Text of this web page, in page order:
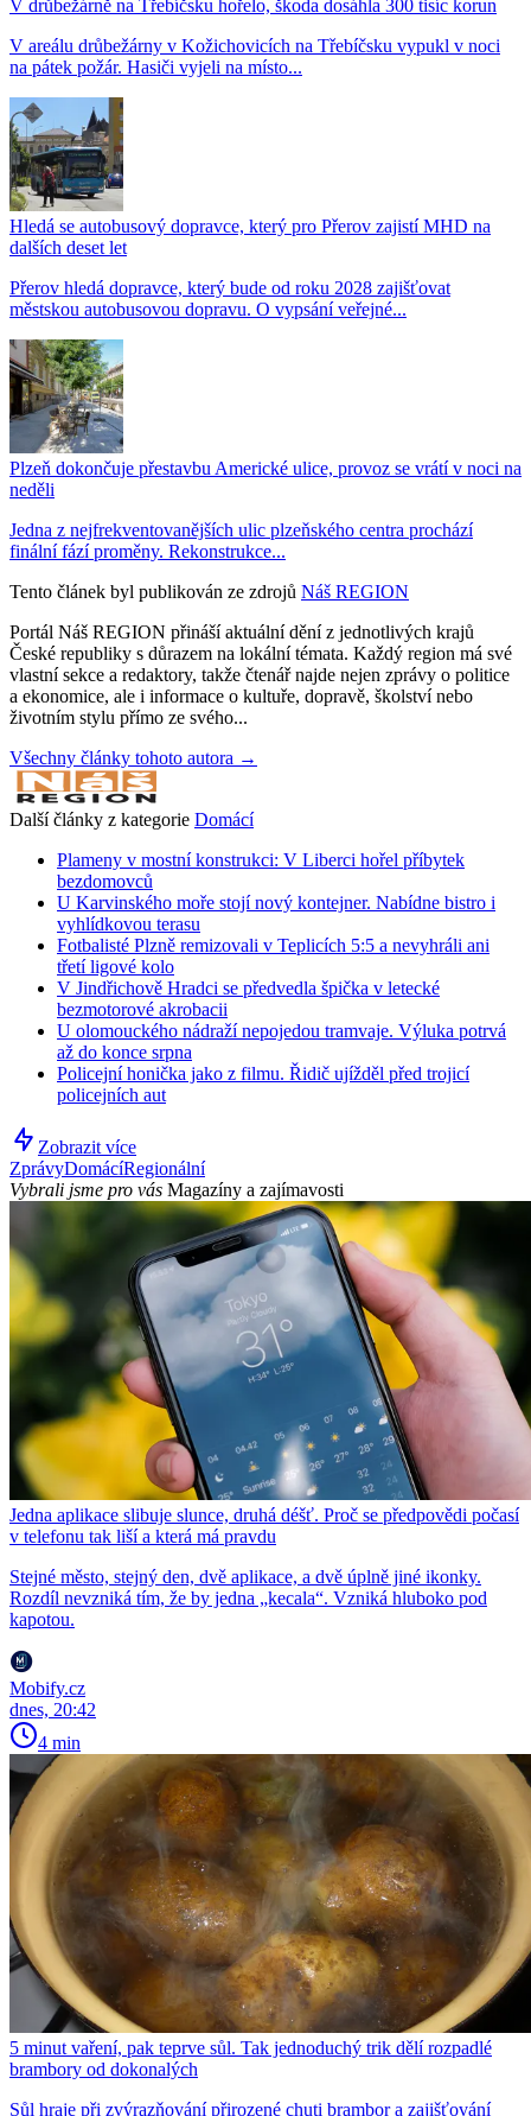
V drůbežárně na Třebíčsku hořelo, škoda dosáhla 300 tisíc korun
V areálu drůbežárny v Kožichovicích na Třebíčsku vypukl v noci
na pátek požár. Hasiči vyjeli na místo...
Hledá se autobusový dopravce, který pro Přerov zajistí MHD na
dalších deset let
Přerov hledá dopravce, který bude od roku 2028 zajišťovat
městskou autobusovou dopravu. O vypsání veřejné...
Plzeň dokončuje přestavbu Americké ulice, provoz se vrátí v noci na
neděli
Jedna z nejfrekventovanějších ulic plzeňského centra prochází
finální fází proměny. Rekonstrukce...
Tento článek byl publikován ze zdrojů Náš REGION
Portál Náš REGION přináší aktuální dění z jednotlivých krajů
České republiky s důrazem na lokální témata. Každý region má své
vlastní sekce a redaktory, takže čtenář najde nejen zprávy o politice
a ekonomice, ale i informace o kultuře, dopravě, školství nebo
životním stylu přímo ze svého...
Všechny články tohoto autora →
Další články z kategorie Domácí
Plameny v mostní konstrukci: V Liberci hořel příbytek
bezdomovců
U Karvinského moře stojí nový kontejner. Nabídne bistro i
vyhlídkovou terasu
Fotbalisté Plzně remizovali v Teplicích 5:5 a nevyhráli ani
třetí ligové kolo
V Jindřichově Hradci se předvedla špička v letecké
bezmotorové akrobacii
U olomouckého nádraží nepojedou tramvaje. Výluka potrvá
až do konce srpna
Policejní honička jako z filmu. Řidič ujížděl před trojicí
policejních aut
Zobrazit více
ZprávyDomácíRegionální
Vybrali jsme pro vás Magazíny a zajímavosti
Jedna aplikace slibuje slunce, druhá déšť. Proč se předpovědi počasí
v telefonu tak liší a která má pravdu
Stejné město, stejný den, dvě aplikace, a dvě úplně jiné ikonky.
Rozdíl nevzniká tím, že by jedna „kecala“. Vzniká hluboko pod
kapotou.
Mobify.cz
dnes, 20:42
4 min
5 minut vaření, pak teprve sůl. Tak jednoduchý trik dělí rozpadlé
brambory od dokonalých
Sůl hraje při zvýrazňování přirozené chuti brambor a zajišťování